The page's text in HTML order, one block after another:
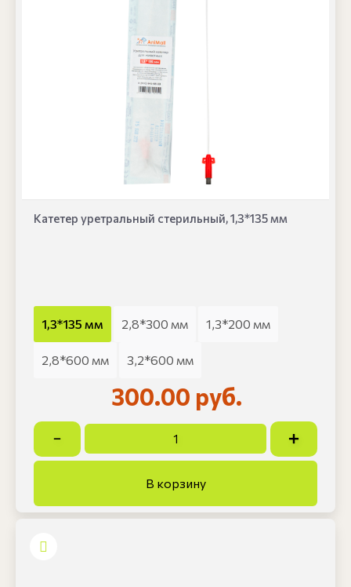
Катетер уретральный стерильный, 1,3*135 мм
1,3*135 мм 2,8*300 мм 1,3*200 мм
2,8*600 мм 3,2*600 мм
300.00 руб.